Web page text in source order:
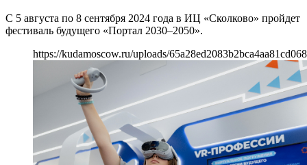
С 5 августа по 8 сентября 2024 года в ИЦ «Сколково» пройдет
фестиваль будущего «Портал 2030–2050».
https://kudamoscow.ru/uploads/